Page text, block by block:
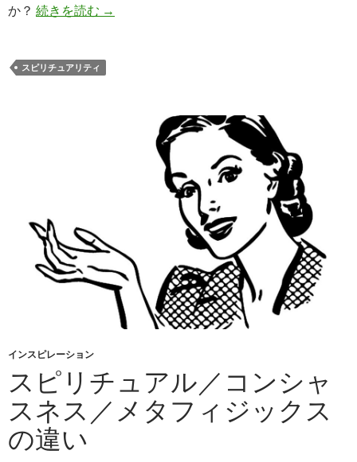
か？ 続きを読む 学校では教わらないスピリチュアルな教え
→
スピリチュアリティ
インスピレーション
スピリチュアル／コンシャ
スネス／メタフィジックス
の違い